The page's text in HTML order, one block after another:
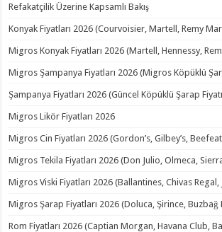
Refakatçilik Üzerine Kapsamlı Bakış
Konyak Fiyatları 2026 (Courvoisier, Martell, Remy
Migros Konyak Fiyatları 2026 (Martell, Hennessy,
Migros Şampanya Fiyatları 2026 (Migros Köpüklü
Şampanya Fiyatları 2026 (Güncel Köpüklü Şarap
Migros Likör Fiyatları 2026
Migros Cin Fiyatları 2026 (Gordon’s, Gilbey’s,
Migros Tekila Fiyatları 2026 (Don Julio, Olmeca,
Migros Viski Fiyatları 2026 (Ballantines, Chivas Regal,
Migros Şarap Fiyatları 2026 (Doluca, Şirince, Buzbağ
Rom Fiyatları 2026 (Captian Morgan, Havana Club,